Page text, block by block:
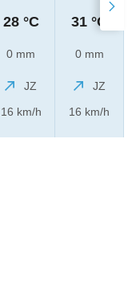
28 °C
0 mm
JZ
16 km/h
31 °C
0 mm
JZ
16 km/h